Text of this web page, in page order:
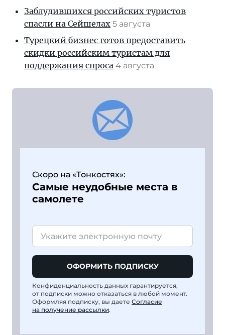
Заблудившихся российских туристов
спасли на Сейшелах 5 августа
Турецкий бизнес готов предоставить
скидки российским туристам для
поддержания спроса 4 августа
Скоро на «Тонкостях»:
Самые неудобные места в
самолете
ОФОРМИТЬ ПОДПИСКУ
Конфиденциальность данных гарантируется,
от подписки можно отказаться в любой момент.
Оформляя подписку, вы даете Согласие
на получение рассылки.